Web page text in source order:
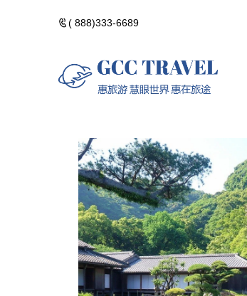
( 888)333-6689
黃
加
美
美
夏
北
河
維
精